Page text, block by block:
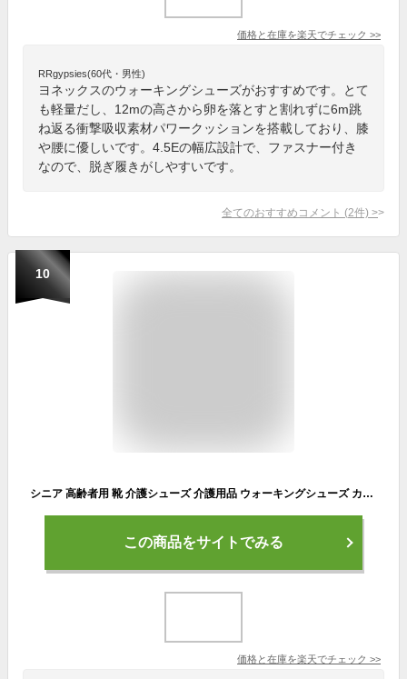
価格と在庫を楽天でチェック >>
RRgypsies(60代・男性)
ヨネックスのウォーキングシューズがおすすめです。とて
も軽量だし、12mの高さから卵を落とすと割れずに6m跳
ね返る衝撃吸収素材パワークッションを搭載しており、膝
や腰に優しいです。4.5Eの幅広設計で、ファスナー付き
なので、脱ぎ履きがしやすいです。
全てのおすすめコメント (2件) >
10
シニア 高齢者用 靴 介護シューズ 介護用品 ウォーキングシューズ カジュアル メンズ ムーンスター MS RP001 吸水拡散性の高い「サラリーナ」を採用 防水設計 ハイキング おすすめ
この商品をサイトでみる
価格と在庫を楽天でチェック >>